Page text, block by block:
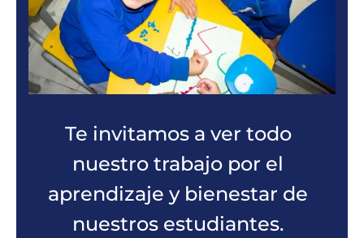
Te invitamos a ver todo
nuestro trabajo por el
aprendizaje y bienestar de
nuestros estudiantes.